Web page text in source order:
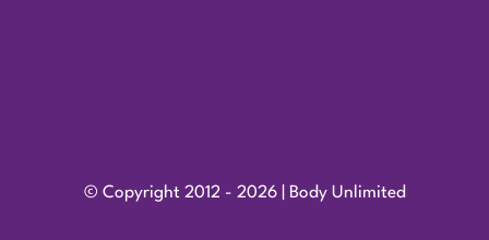
© Copyright 2012 - 2026 | Body Unlimited